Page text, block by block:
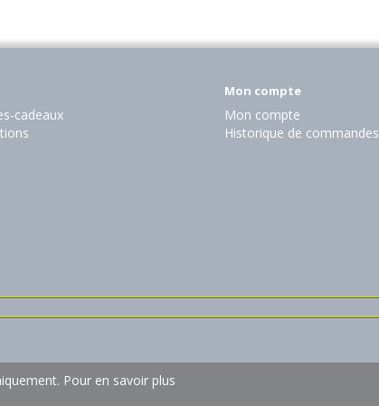
cadeaux
Mon compte
Mon compte
Historique de commandes
Pour en savoir plus